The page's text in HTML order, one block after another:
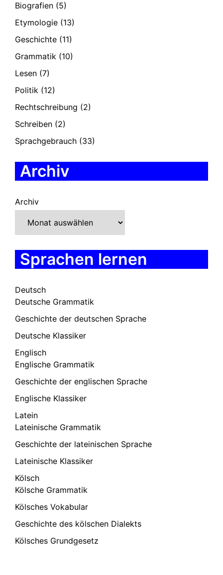
Biografien (5)
Etymologie (13)
Geschichte (11)
Grammatik (10)
Lesen (7)
Politik (12)
Rechtschreibung (2)
Schreiben (2)
Sprachgebrauch (33)
Archiv
Archiv
Sprachen lernen
Deutsch
Deutsche Grammatik
Geschichte der deutschen Sprache
Deutsche Klassiker
Englisch
Englische Grammatik
Geschichte der englischen Sprache
Englische Klassiker
Latein
Lateinische Grammatik
Geschichte der lateinischen Sprache
Lateinische Klassiker
Kölsch
Kölsche Grammatik
Kölsches Vokabular
Geschichte des kölschen Dialekts
Kölsches Grundgesetz